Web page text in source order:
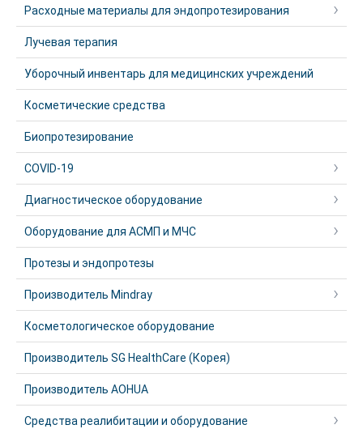
Расходные материалы для эндопротезирования
Лучевая терапия
Уборочный инвентарь для медицинских учреждений
Косметические средства
Биопротезирование
COVID-19
Диагностическое оборудование
Оборудование для АСМП и МЧС
Протезы и эндопротезы
Производитель Mindray
Косметологическое оборудование
Производитель SG HealthCare (Корея)
Производитель AOHUA
Средства реалибитации и оборудование